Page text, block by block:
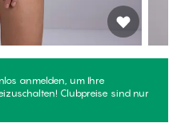
anmelden, um Ihre
Clubpreise sind nur